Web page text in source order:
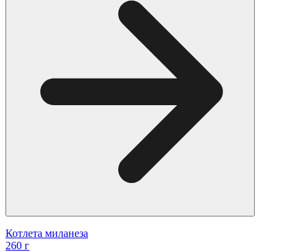
Котлета миланеза
260 г